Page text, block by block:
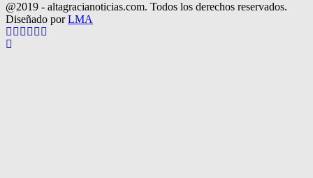
@2019 - altagracianoticias.com. Todos los derechos reservados.
Diseñado porLMA
Facebook
Twitter
Instagram
Pinterest
Google